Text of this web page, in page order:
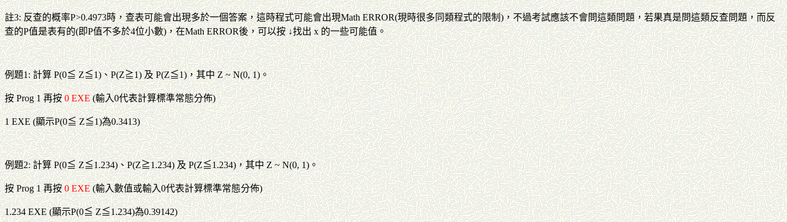
註3: 反查的概率P>0.4973時，查表可能會出現多於一個答案，這時程式可能會出現Math ERROR(現時很多同類程式的限制)，不過考試應該不會問這類問題，若果真是問這類反查問題，而反
查的P值是表有的(即P值不多於4位小數)，在Math ERROR後，可以按↓找出 x 的一些可能值。
例題1: 計算 P(0≦ Z≦1)、P(Z≧1) 及 P(Z≦1)，其中 Z ~ N(0, 1)。
按 Prog 1 再按0 EXE(輸入0代表計算標準常態分佈)
1 EXE (顯示P(0≦ Z≦1)為0.3413)
例題2: 計算 P(0≦ Z≦1.234)、P(Z≧1.234) 及 P(Z≦1.234)，其中 Z ~ N(0, 1)。
按 Prog 1 再按0 EXE(輸入數值或輸入0代表計算標準常態分佈)
1.234 EXE (顯示P(0≦ Z≦1.234)為0.39142)